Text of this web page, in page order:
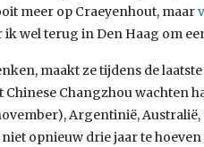
meer op Craeyenhout, maar
ik wel terug in Den Haag om
maakt ze tijdens de
Chinese Changzhou wachten
Argentinië,
opnieuw drie jaar te